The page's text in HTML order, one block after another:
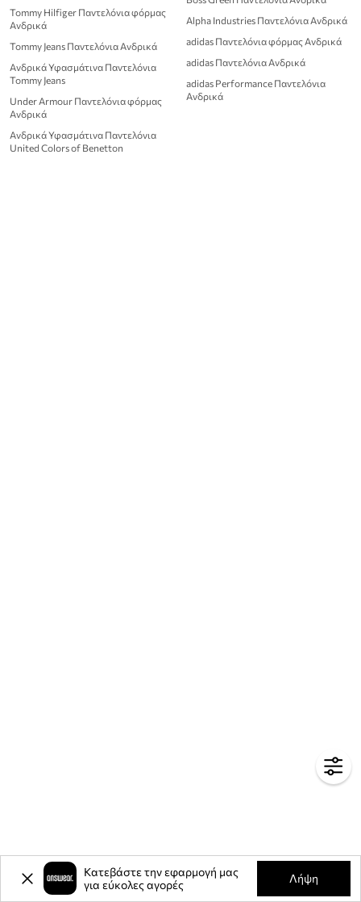
Tommy Hilfiger Παντελόνια φόρμας
Ανδρικά
Tommy Jeans Παντελόνια Ανδρικά
Ανδρικά Υφασμάτινα Παντελόνια
Tommy Jeans
Under Armour Παντελόνια φόρμας
Ανδρικά
Ανδρικά Υφασμάτινα Παντελόνια
United Colors of Benetton
Alpha Industries Παντελόνια Ανδρικά
adidas Παντελόνια φόρμας Ανδρικά
adidas Παντελόνια Ανδρικά
adidas Performance Παντελόνια
Ανδρικά
Κατεβάστε την εφαρμογή μας
για εύκολες αγορές
Λήψη